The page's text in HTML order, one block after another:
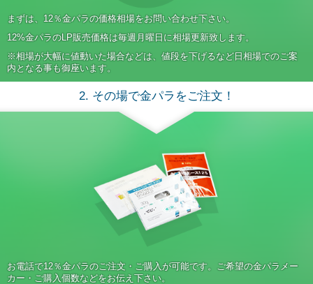
まずは、12％金パラの価格相場をお問い合わせ下さい。
12%金パラのLP販売価格は毎週月曜日に相場更新致します。
※相場が大幅に値動いた場合などは、値段を下げるなど日相場でのご案
内となる事も御座います。
2. その場で金パラをご注文！
お電話で12％金パラのご注文・ご購入が可能です。ご希望の金パラメー
カー・ご購入個数などをお伝え下さい。